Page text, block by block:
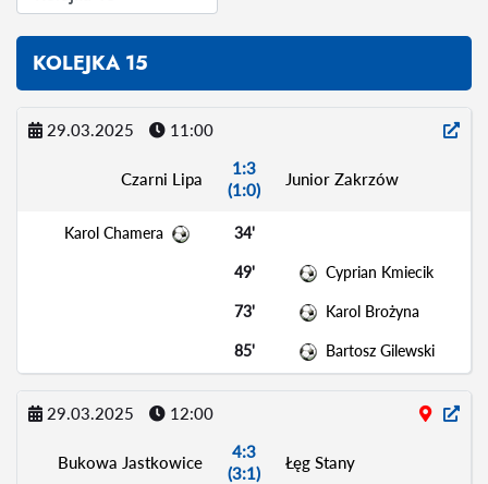
KOLEJKA 15
29.03.2025 11:00
Czarni Lipa
1:3
(1:0)
Junior Zakrzów
Karol Chamera 34'
49' Cyprian Kmiecik
73' Karol Brożyna
85' Bartosz Gilewski
29.03.2025 12:00
Bukowa Jastkowice
4:3
(3:1)
Łęg Stany